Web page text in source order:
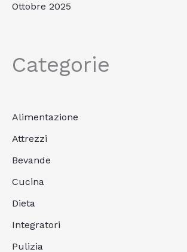
Ottobre 2025
Categorie
Alimentazione
Attrezzi
Bevande
Cucina
Dieta
Integratori
Pulizia